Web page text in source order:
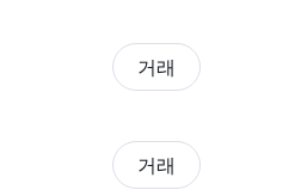
거래
거래